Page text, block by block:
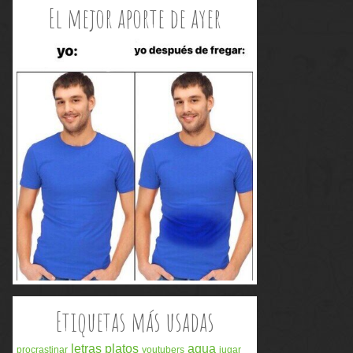
El mejor aporte de ayer
Etiquetas más usadas
procrastinar letras platos youtubers agua jugar